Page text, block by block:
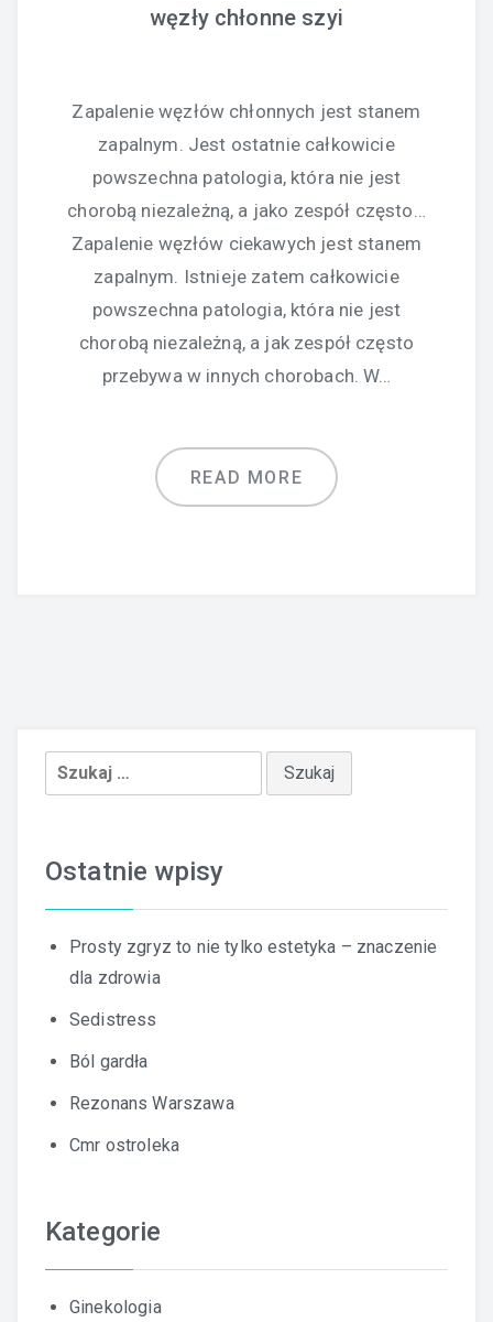
węzły chłonne szyi
Zapalenie węzłów chłonnych jest stanem
zapalnym. Jest ostatnie całkowicie
powszechna patologia, która nie jest
chorobą niezależną, a jako zespół często…
Zapalenie węzłów ciekawych jest stanem
zapalnym. Istnieje zatem całkowicie
powszechna patologia, która nie jest
chorobą niezależną, a jak zespół często
przebywa w innych chorobach. W…
READ MORE
Szukaj:
Ostatnie wpisy
Prosty zgryz to nie tylko estetyka – znaczenie
dla zdrowia
Sedistress
Ból gardła
Rezonans Warszawa
Cmr ostroleka
Kategorie
Ginekologia